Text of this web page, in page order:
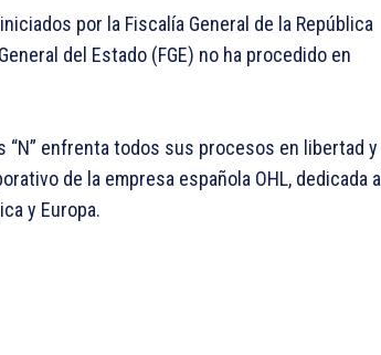
por la Fiscalía General de la República
del Estado (FGE) no ha procedido en
“N” enfrenta todos sus procesos en libertad y
de la empresa española OHL, dedicada al
y Europa.